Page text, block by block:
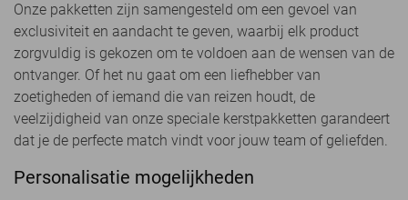
Onze pakketten zijn samengesteld om een gevoel van
exclusiviteit en aandacht te geven, waarbij elk product
zorgvuldig is gekozen om te voldoen aan de wensen van de
ontvanger. Of het nu gaat om een liefhebber van
zoetigheden of iemand die van reizen houdt, de
veelzijdigheid van onze speciale kerstpakketten garandeert
dat je de perfecte match vindt voor jouw team of geliefden.
Personalisatie mogelijkheden